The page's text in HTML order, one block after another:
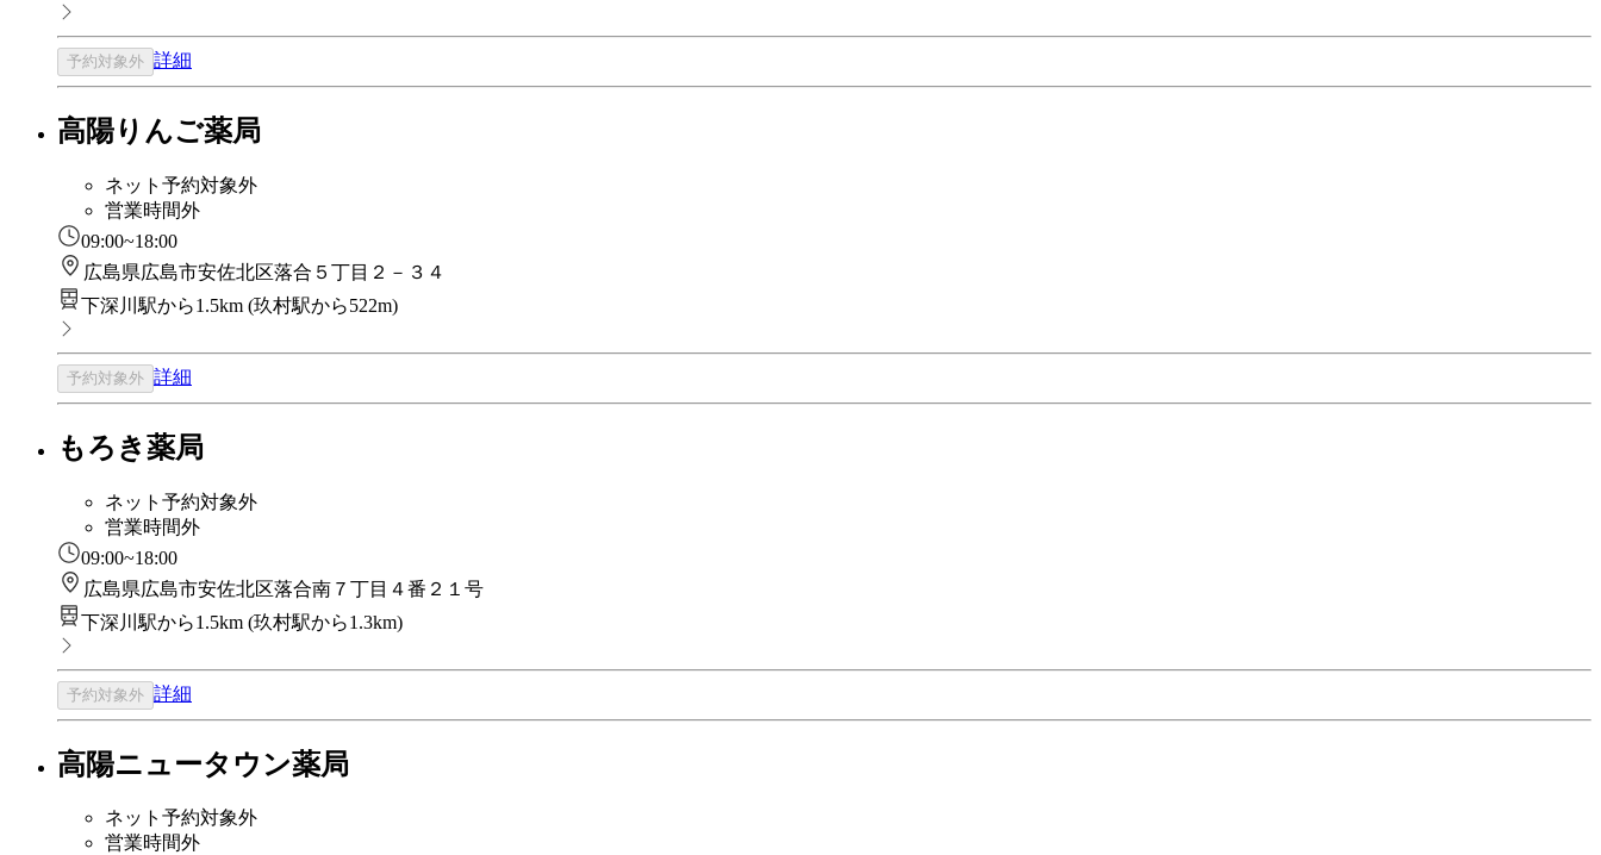
予約対象外 詳細
高陽りんご薬局
ネット予約対象外
営業時間外
09:00~18:00
広島県広島市安佐北区落合５丁目２－３４
下深川駅から1.5km (玖村駅から522m)
予約対象外 詳細
もろき薬局
ネット予約対象外
営業時間外
09:00~18:00
広島県広島市安佐北区落合南７丁目４番２１号
下深川駅から1.5km (玖村駅から1.3km)
予約対象外 詳細
高陽ニュータウン薬局
ネット予約対象外
営業時間外